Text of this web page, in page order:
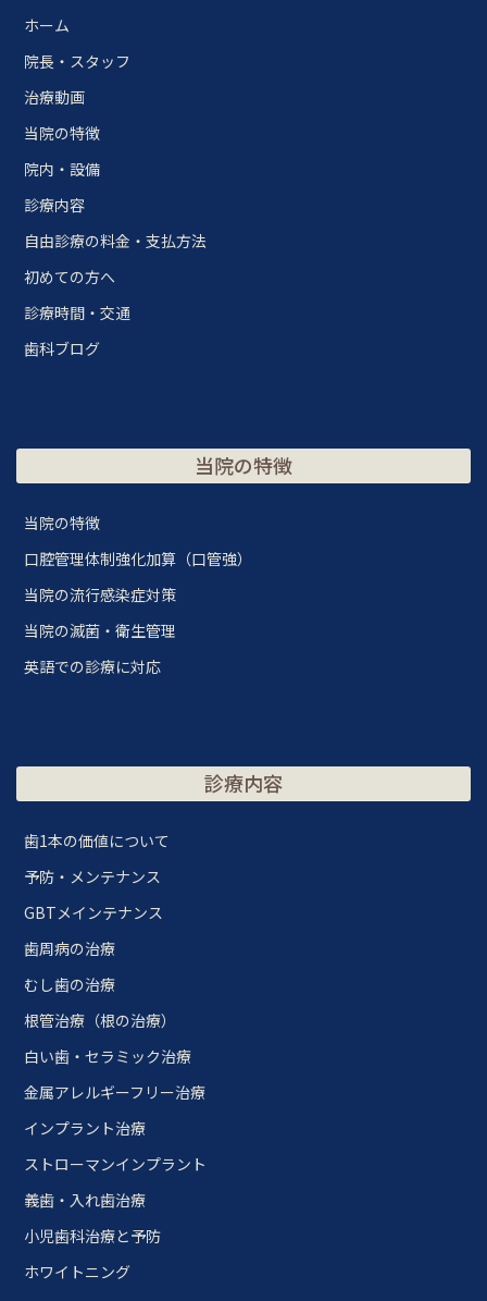
ホーム
院長・スタッフ
治療動画
当院の特徴
院内・設備
診療内容
自由診療の料金・支払方法
初めての方へ
診療時間・交通
歯科ブログ
当院の特徴
当院の特徴
口腔管理体制強化加算（口管強）
当院の流行感染症対策
当院の滅菌・衛生管理
英語での診療に対応
診療内容
歯1本の価値について
予防・メンテナンス
GBTメインテナンス
歯周病の治療
むし歯の治療
根管治療（根の治療）
白い歯・セラミック治療
金属アレルギーフリー治療
インプラント治療
ストローマンインプラント
義歯・入れ歯治療
小児歯科治療と予防
ホワイトニング